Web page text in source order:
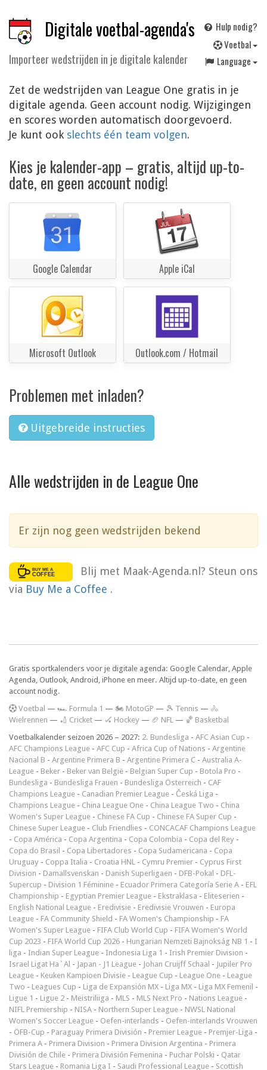
Digitale voetbal-agenda's
Importeer wedstrijden in je digitale kalender
Hulp nodig?
Voetbal
Language
Zet de wedstrijden van League One gratis in je
digitale agenda. Geen account nodig. Wijzigingen
en scores worden automatisch doorgevoerd.
Je kunt ook slechts één team volgen.
Kies je kalender-app – gratis, altijd up-to-
date, en geen account nodig!
Google Calendar Apple iCal
Microsoft Outlook Outlook.com / Hotmail
Problemen met inladen?
Uitgebreide instructies
Alle wedstrijden in de League One
Er zijn nog geen wedstrijden bekend
Blij met Maak-Agenda.nl? Steun ons
via Buy Me a Coffee .
Gratis sportkalenders voor je digitale agenda: Google Calendar, Apple
Agenda, Outlook, Android, iPhone en meer. Altijd up-to-date, en geen
account nodig.
Voetbal — 🏎️ Formula 1 — 🏍 MotoGP — 🎾 Tennis — 🚴
Wielrennen — 🏏 Cricket — 🏑 Hockey — 🏈 NFL — 🏀 Basketbal
Voetbalkalender seizoen 2026 – 2027: 2. Bundesliga - AFC Asian Cup -
AFC Champions League - AFC Cup - Africa Cup of Nations - Argentine
Nacional B - Argentine Primera B - Argentine Primera C - Australia A-
League - Beker - Beker van België - Belgian Super Cup - Botola Pro -
Bundesliga - Bundesliga Frauen - Bundesliga Österreich - CAF
Champions League - Canadian Premier League - Česká Liga -
Champions League - China League One - China League Two - China
Women's Super League - Chinese FA Cup - Chinese FA Super Cup -
Chinese Super League - Club Friendlies - CONCACAF Champions League
- Copa América - Copa Argentina - Copa Colombia - Copa del Rey -
Copa do Brasil - Copa Libertadores - Copa Sudamericana - Copa
Uruguay - Coppa Italia - Croatia HNL - Cymru Premier - Cyprus First
Division - Damallsvenskan - Danish Superligaen - DFB-Pokal - DFL-
Supercup - Division 1 Féminine - Ecuador Primera Categoría Serie A - EFL
Championship - Egyptian Premier League - Ekstraklasa - Eliteserien -
English National League - Eredivisie - Eredivisie Vrouwen - Europa
League - FA Community Shield - FA Women's Championship - FA
Women's Super League - FIFA Club World Cup - FIFA Women's World
Cup 2023 - FIFA World Cup 2026 - Hungarian Nemzeti Bajnokság NB 1 - I
liga - Indian Super League - Indonesia Liga 1 - Irish Premier Division -
Israel Ligat Ha`Al - Japan - J1 League - Johan Cruijff Schaal - Jupiler Pro
League - Keuken Kampioen Divisie - League Cup - League One - League
Two - Leagues Cup - Liga de Expansión MX - Liga MX - Liga MX Femenil -
Ligue 1 - Ligue 2 - Meistriliiga - MLS - MLS Next Pro - Nations League -
NIFL Premiership - NISA - Northern Super League - NWSL National
Women's Soccer League - Oefen-interlands - Oefen-interlands Vrouwen
- ÖFB-Cup - Paraguay Primera División - Premier League - Premjer-Liga -
Primera A - Primera Division - Primera Division Argentina - Primera
División de Chile - Primera División Femenina - Puchar Polski - Qatar
Stars League - Romania Liga I - Saudi Professional League - Scottish